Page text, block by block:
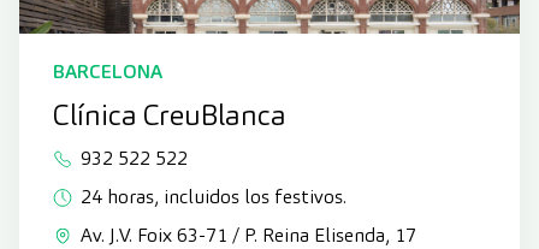
BARCELONA
Clínica CreuBlanca
932 522 522
24 horas, incluidos los festivos.
Av. J.V. Foix 63-71 / P. Reina Elisenda, 17